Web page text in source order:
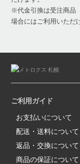
※代金引換は受注商品
場合にはご利用いただ
ご利用ガイド
お支払いについて
配送・送料について
返品・交換について
商品の保証について